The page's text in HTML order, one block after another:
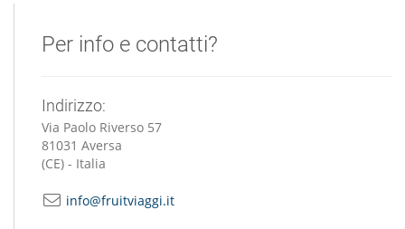
Per info e contatti?
Indirizzo:
Via Paolo Riverso 57
81031 Aversa
(CE) - Italia
info@fruitviaggi.it